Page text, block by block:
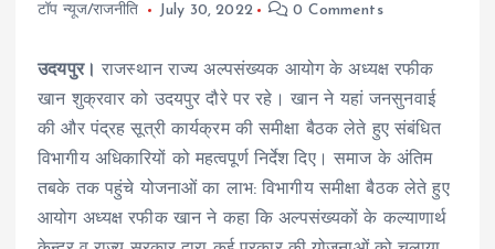
टॉप न्यूज/राजनीति July 30, 2022 0 Comments
उदयपुर।राजस्थान राज्य अल्पसंख्यक आयोग के अध्यक्ष रफीक
खान शुक्रवार को उदयपुर दौरे पर रहे। खान ने यहां जनसुनवाई
की और पंद्रह सूत्री कार्यक्रम की समीक्षा बैठक लेते हुए संबंधित
विभागीय अधिकारियों को महत्वपूर्ण निर्देश दिए। समाज के अंतिम
तबके तक पहुंचे योजनाओं का लाभ: विभागीय समीक्षा बैठक लेते हुए
आयोग अध्यक्ष रफीक खान ने कहा कि अल्पसंख्यकों के कल्याणार्थ